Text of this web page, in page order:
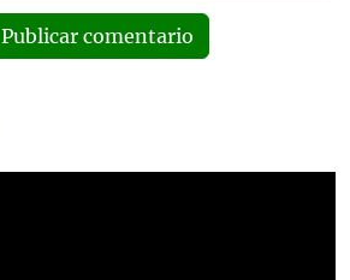
Publicar comentario